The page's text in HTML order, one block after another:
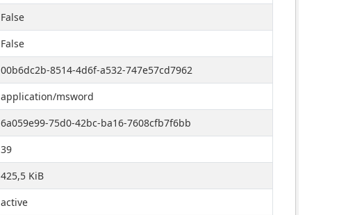
False
False
00b6dc2b-8514-4d6f-a532-747e57cd7962
application/msword
6a059e99-75d0-42bc-ba16-7608cfb7f6bb
39
425,5 KiB
active